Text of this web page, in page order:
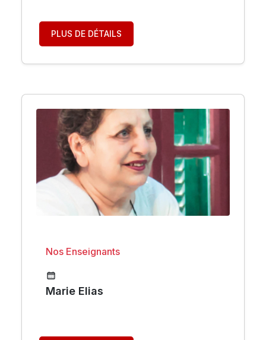
PLUS DE DÉTAILS
Nos Enseignants
Marie Elias